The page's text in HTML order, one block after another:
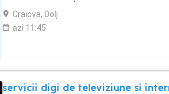
Menținerea relației ...
Craiova, Dolj
azi 11:45
servicii digi de televiziune si